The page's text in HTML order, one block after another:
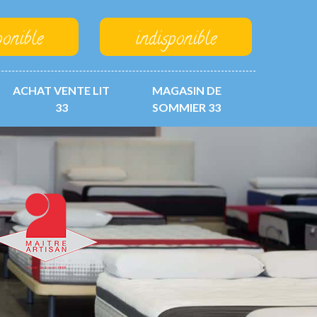
indisponible
ACHAT VENTE LIT
33
MAGASIN DE
SOMMIER 33